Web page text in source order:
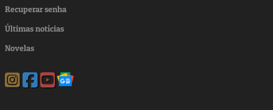
Recuperar senha
Últimas notícias
Novelas